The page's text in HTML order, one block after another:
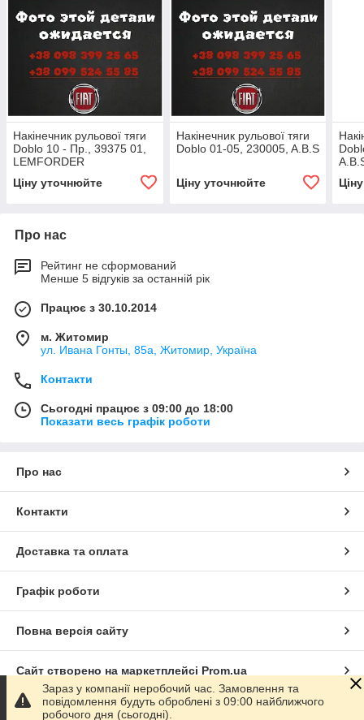
Накінечник рульової тяги
Doblo 10 - Пр., 39375 01,
LEMFORDER
Ціну уточнюйте
Накінечник рульової тяги
Doblo 01-05, 230005, A.B.S
Ціну уточнюйте
Про нас
Рейтинг не сформований
Менше 5 відгуків за останній рік
Працює з 30.10.2014
м. Житомир
ул. Ивана Гонты, 85а, Житомир, Україна
Контакти
Сьогодні працює з 09:00 до 18:00
Показати весь графік роботи
Про нас
Контакти
Доставка та оплата
Графік роботи
Повна версія сайту
Сайт створено на маркетплейсі Prom.ua
Політика конфіденційності
Зараз у компанії неробочий час. Замовлення та
повідомлення будуть оброблені з 09:00 найближчого
робочого дня (сьогодні).